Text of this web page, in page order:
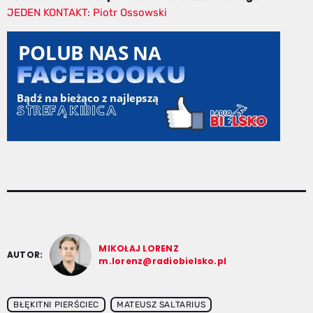
JEDEN KONTAKT: Piotr Ossowski
AUTOR:
MIKOŁAJ LORENZ
m.lorenz@radiobielsko.pl
BŁĘKITNI PIERŚCIEC MATEUSZ SALTARIUS